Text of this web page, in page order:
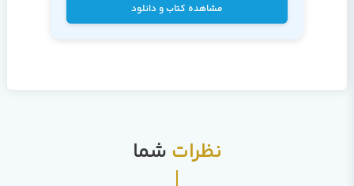
مشاهده کتاب و دانلود
نظرات شما